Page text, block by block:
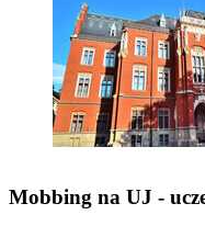
Mobbing na UJ -